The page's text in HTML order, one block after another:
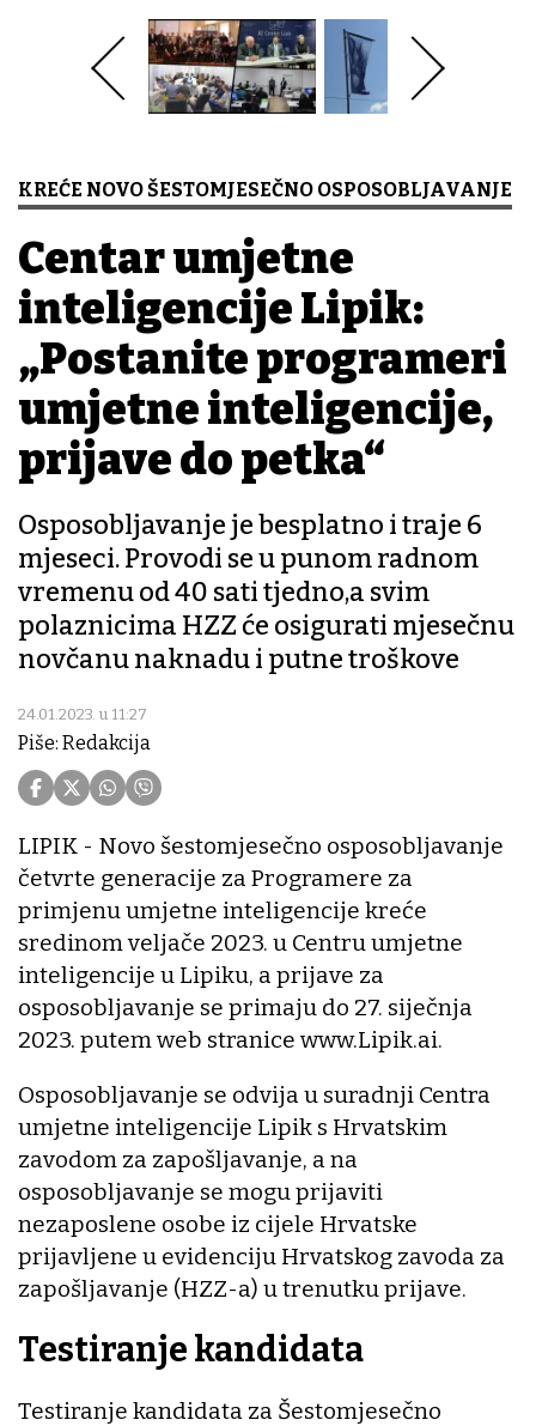
KREĆE NOVO ŠESTOMJESEČNO OSPOSOBLJAVANJE
Centar umjetne
inteligencije Lipik:
„Postanite programeri
umjetne inteligencije,
prijave do petka“
Osposobljavanje je besplatno i traje 6
mjeseci. Provodi se u punom radnom
vremenu od 40 sati tjedno,a svim
polaznicima HZZ će osigurati mjesečnu
novčanu naknadu i putne troškove
24.01.2023. u 11:27
Piše: Redakcija
LIPIK - Novo šestomjesečno osposobljavanje
četvrte generacije za Programere za
primjenu umjetne inteligencije kreće
sredinom veljače 2023. u Centru umjetne
inteligencije u Lipiku, a prijave za
osposobljavanje se primaju do 27. siječnja
2023. putem web stranice www.Lipik.ai.
Osposobljavanje se odvija u suradnji Centra
umjetne inteligencije Lipik s Hrvatskim
zavodom za zapošljavanje, a na
osposobljavanje se mogu prijaviti
nezaposlene osobe iz cijele Hrvatske
prijavljene u evidenciju Hrvatskog zavoda za
zapošljavanje (HZZ-a) u trenutku prijave.
Testiranje kandidata
Testiranje kandidata za Šestomjesečno